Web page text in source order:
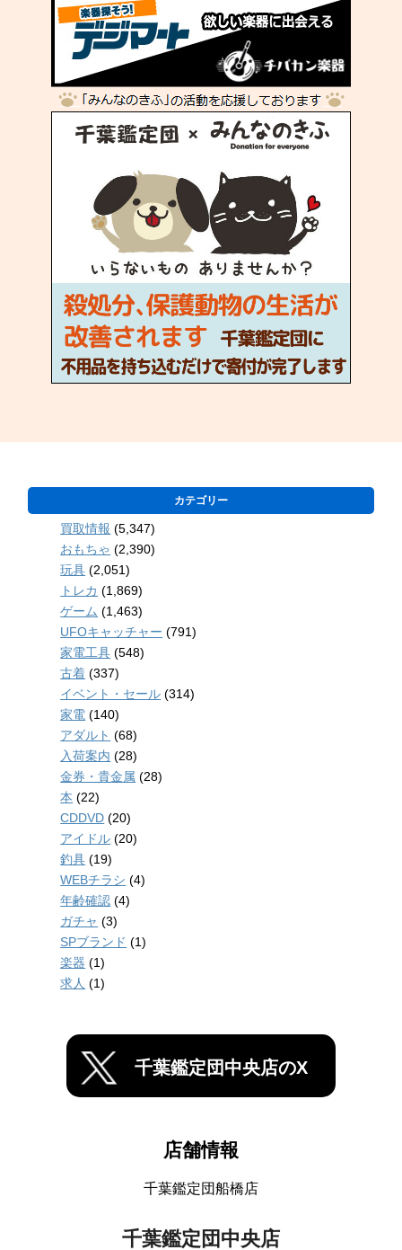
カテゴリー
買取情報 (5,347)
おもちゃ (2,390)
玩具 (2,051)
トレカ (1,869)
ゲーム (1,463)
UFOキャッチャー (791)
家電工具 (548)
古着 (337)
イベント・セール (314)
家電 (140)
アダルト (68)
入荷案内 (28)
金券・貴金属 (28)
本 (22)
CDDVD (20)
アイドル (20)
釣具 (19)
WEBチラシ (4)
年齢確認 (4)
ガチャ (3)
SPブランド (1)
楽器 (1)
求人 (1)
千葉鑑定団中央店のX
店舗情報
千葉鑑定団船橋店
千葉鑑定団中央店